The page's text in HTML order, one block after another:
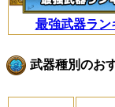
最強武器ラン
武器種別のお